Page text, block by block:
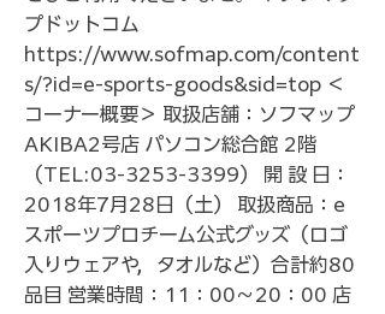
プドットコム
https://www.sofmap.com/content
s/?id=e-sports-goods&sid=top ＜
コーナー概要＞ 取扱店舗：ソフマップ
AKIBA2号店 パソコン総合館 2階
（TEL:03-3253-3399） 開 設 日：
2018年7月28日（土） 取扱商品：e
スポーツプロチーム公式グッズ（ロゴ
入りウェアや，タオルなど）合計約80
品目 営業時間：11：00〜20：00 店